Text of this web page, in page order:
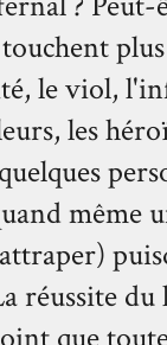
le viol,
les
même
réussite